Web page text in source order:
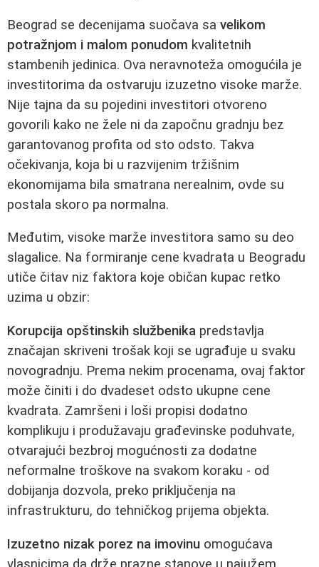
Beograd se decenijama suočava sa velikom
potražnjom i malom ponudom kvalitetnih
stambenih jedinica. Ova neravnoteža omogućila je
investitorima da ostvaruju izuzetno visoke marže.
Nije tajna da su pojedini investitori otvoreno
govorili kako ne žele ni da započnu gradnju bez
garantovanog profita od sto odsto. Takva
očekivanja, koja bi u razvijenim tržišnim
ekonomijama bila smatrana nerealnim, ovde su
postala skoro pa normalna.
Međutim, visoke marže investitora samo su deo
slagalice. Na formiranje cene kvadrata u Beogradu
utiče čitav niz faktora koje običan kupac retko
uzima u obzir:
Korupcija opštinskih službenika predstavlja
značajan skriveni trošak koji se ugrađuje u svaku
novogradnju. Prema nekim procenama, ovaj faktor
može činiti i do dvadeset odsto ukupne cene
kvadrata. Zamršeni i loši propisi dodatno
komplikuju i produžavaju građevinske poduhvate,
otvarajući bezbroj mogućnosti za dodatne
neformalne troškove na svakom koraku - od
dobijanja dozvola, preko priključenja na
infrastrukturu, do tehničkog prijema objekta.
Izuzetno nizak porez na imovinu omogućava
vlasnicima da drže prazne stanove u najužem